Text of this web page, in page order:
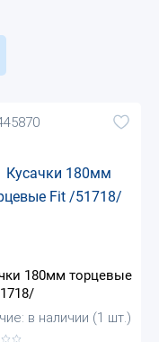
180мм торцевые
в наличии (1 шт.)